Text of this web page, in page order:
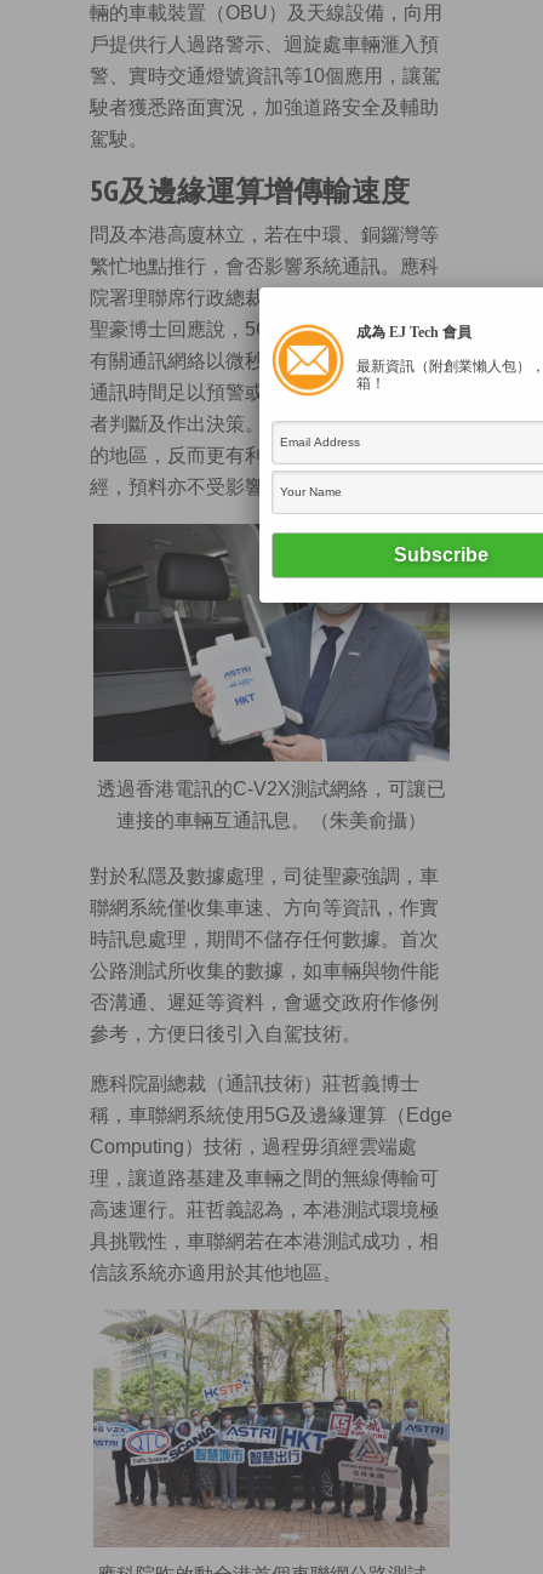
輛的車載裝置（OBU）及天線設備，向用
戶提供行人過路警示、迴旋處車輛滙入預
警、實時交通燈號資訊等10個應用，讓駕
駛者獲悉路面實況，加強道路安全及輔助
駕駛。
5G及邊緣運算增傳輸速度
問及本港高廈林立，若在中環、銅鑼灣等
繁忙地點推行，會否影響系統通訊。應科
院署理聯席行政總裁兼首席營運總監司徒
聖豪博士回應說，5G技術特色是低延遲，
有關通訊網絡以微秒計算。他相信，系統
通訊時間足以預警或發出通知，再讓駕駛
者判斷及作出決策。5G基站設於樓宇密集
的地區，反而更有利傳輸，即使有車輛駛
經，預料亦不受影響。
透過香港電訊的C-V2X測試網絡，可讓已
連接的車輛互通訊息。（朱美俞攝）
對於私隱及數據處理，司徒聖豪強調，車
聯網系統僅收集車速、方向等資訊，作實
時訊息處理，期間不儲存任何數據。首次
公路測試所收集的數據，如車輛與物件能
否溝通、遲延等資料，會遞交政府作修例
參考，方便日後引入自駕技術。
應科院副總裁（通訊技術）莊哲義博士
稱，車聯網系統使用5G及邊緣運算（Edge
Computing）技術，過程毋須經雲端處
理，讓道路基建及車輛之間的無線傳輸可
高速運行。莊哲義認為，本港測試環境極
具挑戰性，車聯網若在本港測試成功，相
信該系統亦適用於其他地區。
成為 EJ Tech 會員
最新資訊（附創業懶人包）
箱！